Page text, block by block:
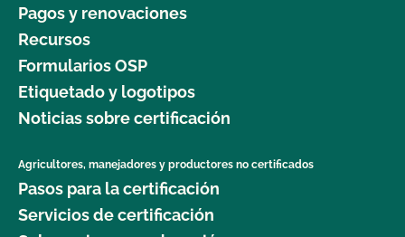
Pagos y renovaciones
Recursos
Formularios OSP
Etiquetado y logotipos
Noticias sobre certificación
Agricultores, manejadores y productores no certificados
Pasos para la certificación
Servicios de certificación